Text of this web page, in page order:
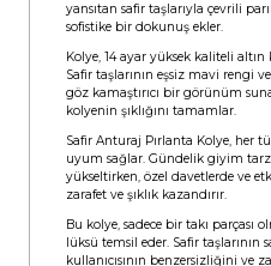
yansıtan safir taşlarıyla çevrili
sofistike bir dokunuş ekler.
Kolye, 14 ayar yüksek kaliteli
Safir taşlarının eşsiz mavi rengi
göz kamaştırıcı bir görünüm
kolyenin şıklığını tamamlar.
Safir Anturaj Pırlanta Kolye, her
uyum sağlar. Gündelik giyim
yükseltirken, özel davetlerde ve
zarafet ve şıklık kazandırır.
Bu kolye, sadece bir takı parçası
lüksü temsil eder. Safir taşlarının
kullanıcısının benzersizliğini ve